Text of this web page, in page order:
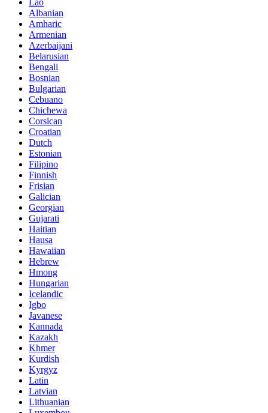
Lao
Albanian
Amharic
Armenian
Azerbaijani
Belarusian
Bengali
Bosnian
Bulgarian
Cebuano
Chichewa
Corsican
Croatian
Dutch
Estonian
Filipino
Finnish
Frisian
Galician
Georgian
Gujarati
Haitian
Hausa
Hawaiian
Hebrew
Hmong
Hungarian
Icelandic
Igbo
Javanese
Kannada
Kazakh
Khmer
Kurdish
Kyrgyz
Latin
Latvian
Lithuanian